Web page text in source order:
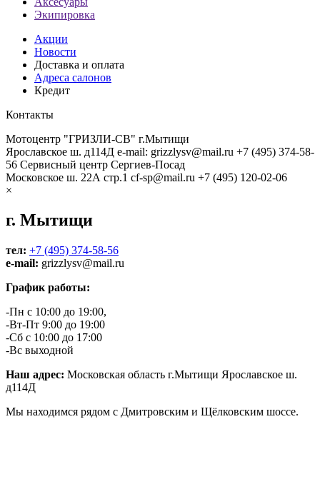
Экипировка
Акции
Новости
Доставка и оплата
Адреса салонов
Кредит
Контакты
Мотоцентр "ГРИЗЛИ-СВ" г.Мытищи
Ярославское ш. д114Д e-mail: grizzlysv@mail.ru +7 (495) 374-58-
56 Сервисный центр Сергиев-Посад
Московское ш. 22А стр.1 cf-sp@mail.ru +7 (495) 120-02-06
×
г. Мытищи
тел: +7 (495) 374-58-56
e-mail: grizzlysv@mail.ru
График работы:
-Пн с 10:00 до 19:00,
-Вт-Пт 9:00 до 19:00
-Сб с 10:00 до 17:00
-Вс выходной
Наш адрес: Московская область г.Мытищи Ярославское ш.
д114Д
Мы находимся рядом с Дмитровским и Щёлковским шоссе.